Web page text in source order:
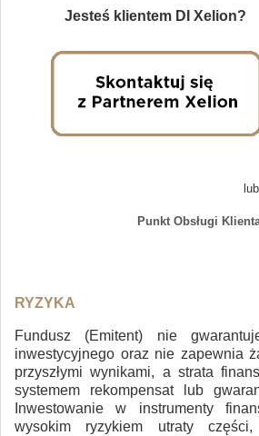
Jesteś klientem DI Xelion?
Punkt Obsługi
RYZYKA
Fundusz (Emitent) nie
inwestycyjnego oraz nie zapewnia
przyszłymi wynikami, a strata
systemem rekompensat lub
Inwestowanie w instrumenty
wysokim ryzykiem utraty